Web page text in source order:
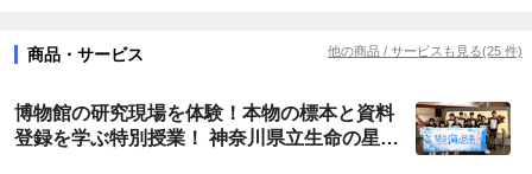
#エコ #コラボ #プロジェクト #入学式 #神奈川
商品・サービス 他の商品 / サービスも見る(25 件)
博物館の研究現場を体験！本物の標本と資料
登録を学ぶ特別授業！ 神奈川県立生命の星・